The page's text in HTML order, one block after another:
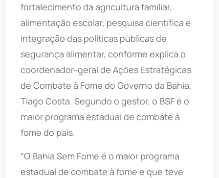
fortalecimento da agricultura familiar,
alimentação escolar, pesquisa científica e
integração das políticas públicas de
segurança alimentar, conforme explica o
coordenador-geral de Ações Estratégicas
de Combate à Fome do Governo da Bahia,
Tiago Costa. Segundo o gestor, o BSF é o
maior programa estadual de combate à
fome do país.
“O Bahia Sem Fome é o maior programa
estadual de combate à fome e que teve